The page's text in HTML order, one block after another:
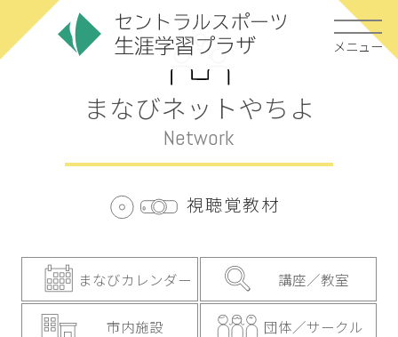
メニュー
まなびネットやちよ
Network
視聴覚教材
まなびカレンダー 講座／教室
市内施設 団体／サークル